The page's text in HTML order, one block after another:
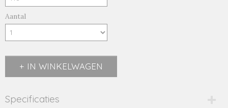
Aantal
IN WINKELWAGEN
Specificaties